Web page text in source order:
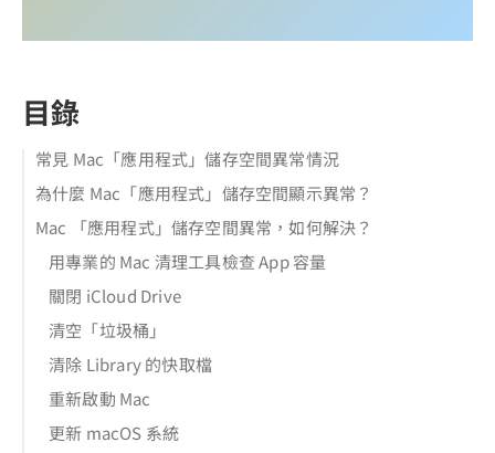
目錄
常見 Mac「應用程式」儲存空間異常情況
為什麼 Mac「應用程式」儲存空間顯示異常？
Mac 「應用程式」儲存空間異常，如何解決？
用專業的 Mac 清理工具檢查 App 容量
關閉 iCloud Drive
清空「垃圾桶」
清除 Library 的快取檔
重新啟動 Mac
更新 macOS 系統